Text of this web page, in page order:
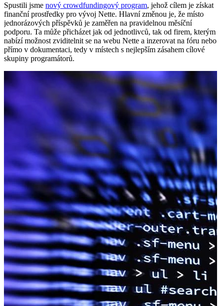
Spustili jsme nový crowdfundingový program, jehož cílem je získat
finanční prostředky pro vývoj Nette. Hlavní změnou je, že místo
jednorázových příspěvků je zaměřen na pravidelnou měsíční
podporu. Ta může přicházet jak od jednotlivců, tak od firem, kterým
nabízí možnost zviditelnit se na webu Nette a inzerovat na fóru nebo
přímo v dokumentaci, tedy v místech s nejlepším zásahem cílové
skupiny programátorů.